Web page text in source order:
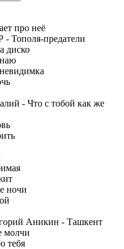
про неё
Тополя-предатели
диско
- Что с тобой как же
ночи
Аникин - Ташкент
молчи
тебя